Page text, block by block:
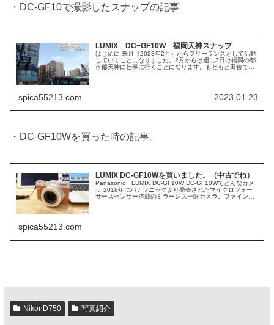
・DC-GF10で撮影したスナップの記事
LUMIX DC−GF10W 福岡天神スナップ
はじめに 来月（2023年2月）からフリーランスとして活動
していくことになりました。2月からは週に3日は福岡の都
市部天神に仕事に行くことになります。もともと田舎で生
spica55213.com 2023.01.23
・DC-GF10Wを買った時の記事。
LUMIX DC-GF10Wを買いました。（中古でね）
Panasonic LUMIX DC-GF10W DC-GF10Wてどんなカメ
ラ 2018年にパナソニックより発売されたマイクロフォー
サーズセンサー搭載のミラーレス一眼カメラ。ファインダ
spica55213.com
NikonD750 写真紹介